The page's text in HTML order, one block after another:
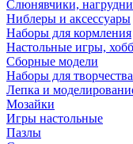
Слюнявчики,
Ниблеры и аксессуары
Наборы для кормления
Настольные игры,
Сборные модели
Наборы для творчества
Лепка и
Мозайки
Игры настольные
Пазлы